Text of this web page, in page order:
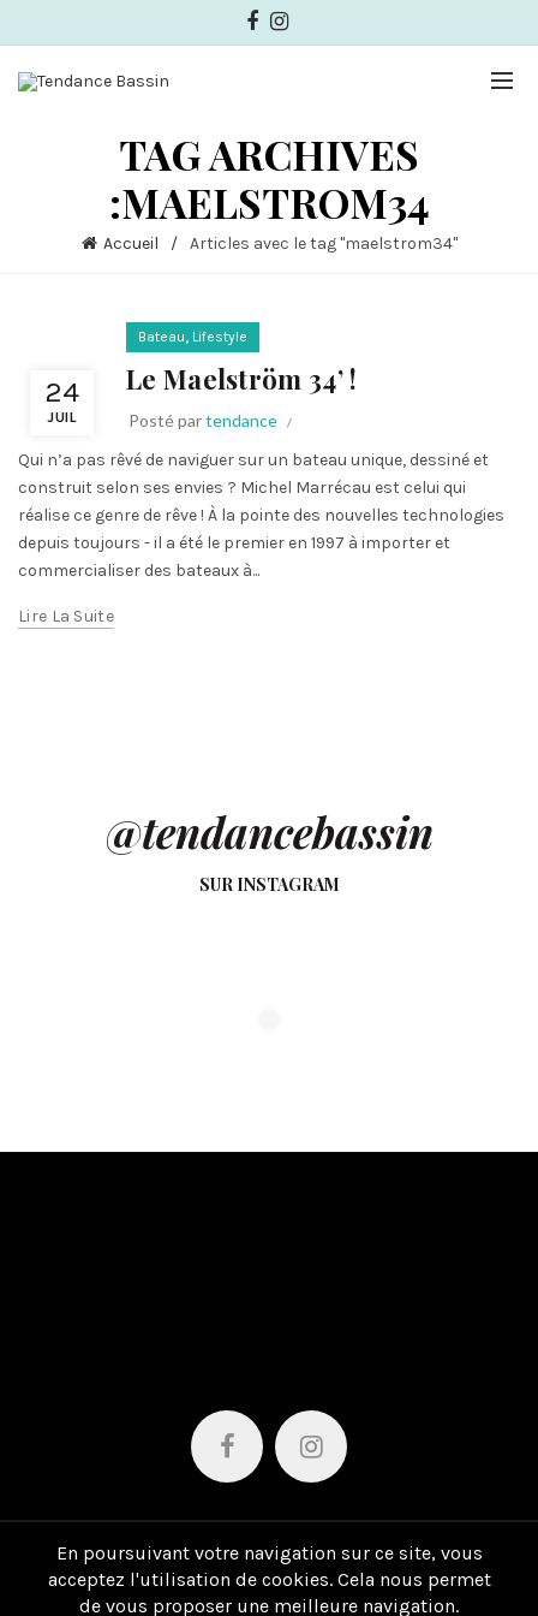
TAG ARCHIVES
:MAELSTROM34
Accueil Articles avec le tag "maelstrom34"
24
JUIL
Bateau, Lifestyle
Le Maelström 34’ !
Posté partendance
Qui n’a pas rêvé de naviguer sur un bateau unique, dessiné et
construit selon ses envies ? Michel Marrécau est celui qui
réalise ce genre de rêve ! À la pointe des nouvelles technologies
depuis toujours - il a été le premier en 1997 à importer et
commercialiser des bateaux à...
Lire La Suite
@tendancebassin
SUR INSTAGRAM
En poursuivant votre navigation sur ce site, vous
acceptez l'utilisation de cookies. Cela nous permet
de vous proposer une meilleure navigation.